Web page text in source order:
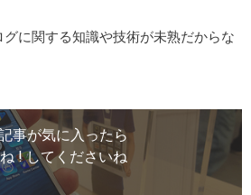
に関する知識や技術が未熟だからな
事が気に入ったら
! してくださいね